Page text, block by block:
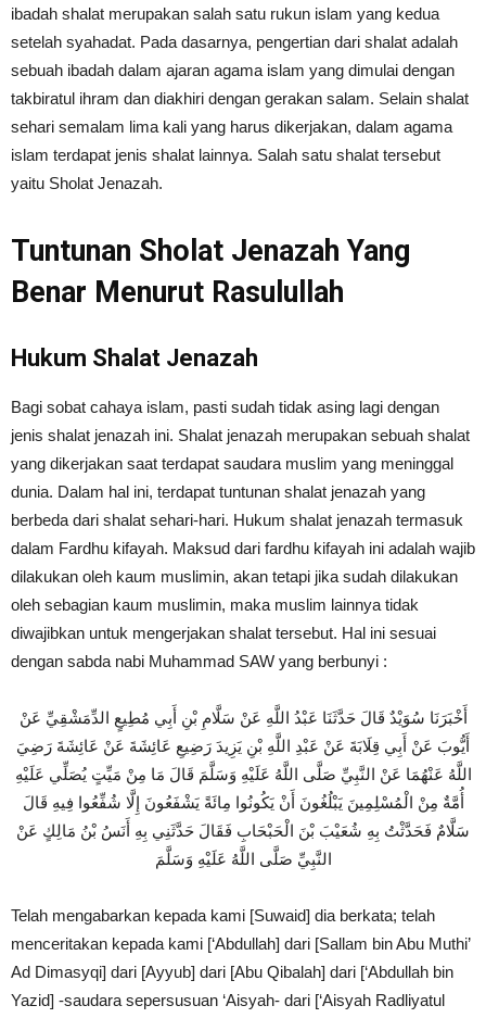
ibadah shalat merupakan salah satu rukun islam yang kedua
setelah syahadat. Pada dasarnya, pengertian dari shalat adalah
sebuah ibadah dalam ajaran agama islam yang dimulai dengan
takbiratul ihram dan diakhiri dengan gerakan salam. Selain shalat
sehari semalam lima kali yang harus dikerjakan, dalam agama
islam terdapat jenis shalat lainnya. Salah satu shalat tersebut
yaitu Sholat Jenazah.
Tuntunan Sholat Jenazah Yang
Benar Menurut Rasulullah
Hukum Shalat Jenazah
Bagi sobat cahaya islam, pasti sudah tidak asing lagi dengan
jenis shalat jenazah ini. Shalat jenazah merupakan sebuah shalat
yang dikerjakan saat terdapat saudara muslim yang meninggal
dunia. Dalam hal ini, terdapat tuntunan shalat jenazah yang
berbeda dari shalat sehari-hari. Hukum shalat jenazah termasuk
dalam Fardhu kifayah. Maksud dari fardhu kifayah ini adalah wajib
dilakukan oleh kaum muslimin, akan tetapi jika sudah dilakukan
oleh sebagian kaum muslimin, maka muslim lainnya tidak
diwajibkan untuk mengerjakan shalat tersebut. Hal ini sesuai
dengan sabda nabi Muhammad SAW yang berbunyi :
أَخْبَرَنَا سُوَيْدٌ قَالَ حَدَّثَنَا عَبْدُ اللَّهِ عَنْ سَلَّامِ بْنِ أَبِي مُطِيعٍ الدِّمَشْقِيِّ عَنْ
أَيُّوبَ عَنْ أَبِي قِلَابَةَ عَنْ عَبْدِ اللَّهِ بْنِ يَزِيدَ رَضِيعِ عَائِشَةَ عَنْ عَائِشَةَ رَضِيَ
اللَّهُ عَنْهُمَا عَنْ النَّبِيِّ صَلَّى اللَّهُ عَلَيْهِ وَسَلَّمَ قَالَ مَا مِنْ مَيِّتٍ يُصَلِّي عَلَيْهِ
أُمَّةٌ مِنْ الْمُسْلِمِينَ يَبْلُغُونَ أَنْ يَكُونُوا مِائَةً يَشْفَعُونَ إِلَّا شُفِّعُوا فِيهِ قَالَ
سَلَّامٌ فَحَدَّثْتُ بِهِ شُعَيْبَ بْنَ الْحَبْحَابِ فَقَالَ حَدَّثَنِي بِهِ أَنَسُ بْنُ مَالِكٍ عَنْ
النَّبِيِّ صَلَّى اللَّهُ عَلَيْهِ وَسَلَّمَ
Telah mengabarkan kepada kami [Suwaid] dia berkata; telah
menceritakan kepada kami [‘Abdullah] dari [Sallam bin Abu Muthi’
Ad Dimasyqi] dari [Ayyub] dari [Abu Qibalah] dari [‘Abdullah bin
Yazid] -saudara sepersusuan ‘Aisyah- dari [‘Aisyah Radliyatul